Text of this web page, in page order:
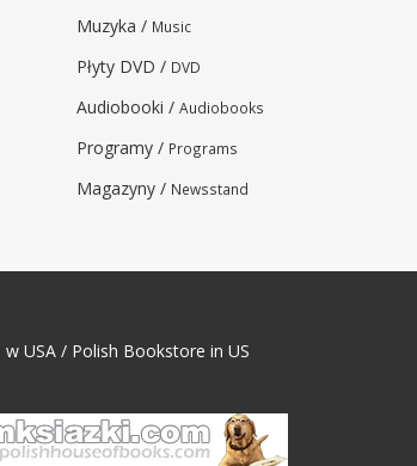
Muzyka / Music
Płyty DVD / DVD
Audiobooki / Audiobooks
Programy / Programs
Magazyny / Newsstand
w USA / Polish Bookstore in US